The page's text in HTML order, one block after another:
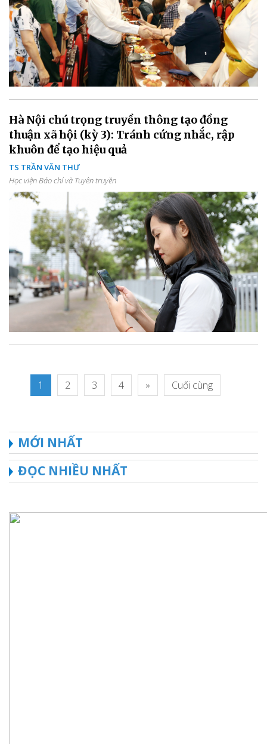
Hà Nội chú trọng truyền thông tạo đồng
thuận xã hội (kỳ 3): Tránh cứng nhắc, rập
khuôn để tạo hiệu quả
TS TRẦN VĂN THƯ
Học viện Báo chí và Tuyên truyền
1 2 3 4 » Cuối cùng
MỚI NHẤT
ĐỌC NHIỀU NHẤT